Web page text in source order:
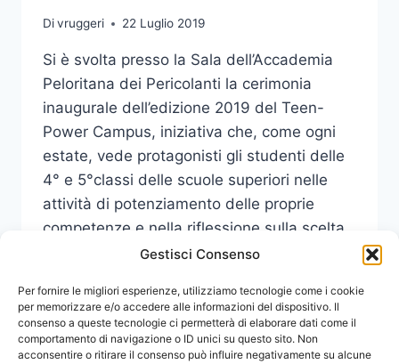
Gestisci Consenso
Per fornire le migliori esperienze, utilizziamo tecnologie come i cookie
per memorizzare e/o accedere alle informazioni del dispositivo. Il
consenso a queste tecnologie ci permetterà di elaborare dati come il
comportamento di navigazione o ID unici su questo sito. Non
acconsentire o ritirare il consenso può influire negativamente su alcune
Divruggeri 22 Luglio 2019
Si è svolta presso la Sala dell’Accademia
Peloritana dei Pericolanti la cerimonia
inaugurale dell’edizione 2019 del Teen-
Power Campus, iniziativa che, come ogni
estate, vede protagonisti gli studenti delle
4° e 5°classi delle scuole superiori nelle
attività di potenziamento delle proprie
competenze e nella riflessione sulla scelta
dei percorsi studi da intraprendere.
LEGGI DI PIÙAL
VIA
IL
TEEN-